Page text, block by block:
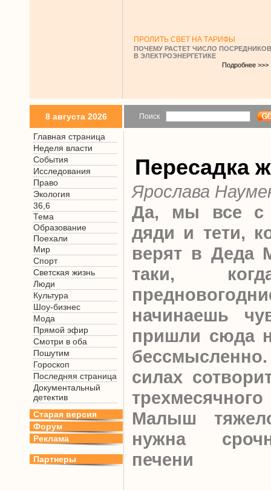
ПРОЛИТЬ СВЕТ НА ТАРИФЫ
ПОЧЕМУ РАСТЕТ ЧИСЛО ПОСРЕДНИКОВ
В ЭЛЕКТРОЭНЕРГЕТИКЕ
Подробнее >>>
8 августа 2026 Поиск
Главная страница
Неделя власти
События
Исследования
Право
Экология
36,6
Тема
Образование
Поехали
Мир
Спорт
Светская жизнь
Люди
Культура
Шоу-бизнес
Мода
Прямой эфир
Смотри в оба
Пошутим
Гороскоп
Последняя страница
Документальный
детектив
Старая версия
Форум
Реклама
Партнеры
Пересадка
Ярослава
Да, мы все с
дяди и тети,
верят в Деда
таки,
начинаешь
пришли сюда
силах
Малыш
нужна
печени